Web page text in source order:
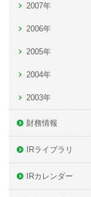
2007年
2006年
2005年
2004年
2003年
財務情報
IRライブラリ
IRカレンダー